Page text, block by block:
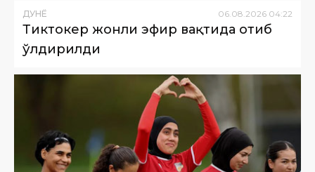
ДУНË 06 08 2026 04:22
Тиктокер жонли эфир вақтида отиб
ўлдирилди